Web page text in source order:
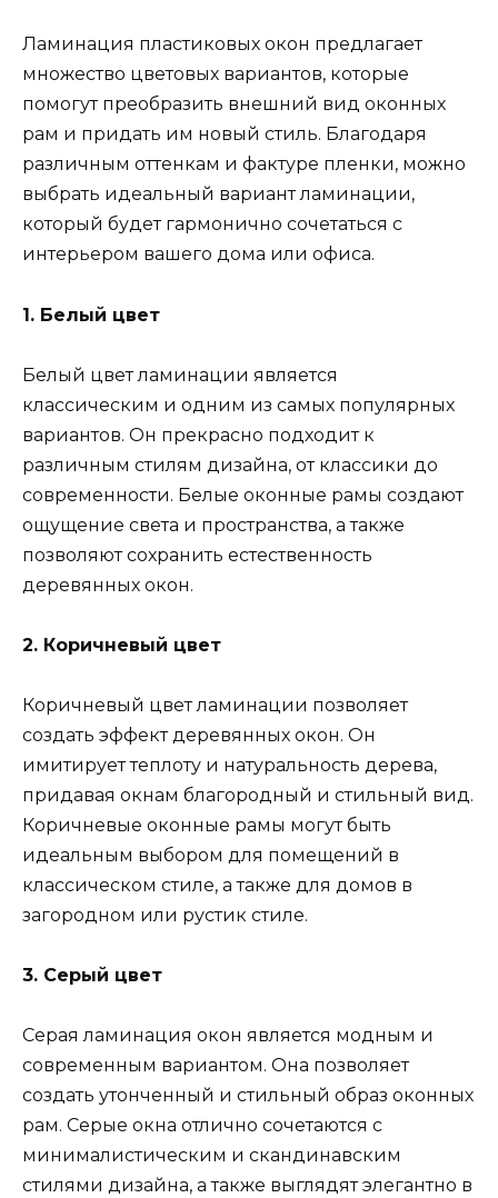
Ламинация пластиковых окон предлагает
множество цветовых вариантов, которые
помогут преобразить внешний вид оконных
рам и придать им новый стиль. Благодаря
различным оттенкам и фактуре пленки, можно
выбрать идеальный вариант ламинации,
который будет гармонично сочетаться с
интерьером вашего дома или офиса.
1. Белый цвет
Белый цвет ламинации является
классическим и одним из самых популярных
вариантов. Он прекрасно подходит к
различным стилям дизайна, от классики до
современности. Белые оконные рамы создают
ощущение света и пространства, а также
позволяют сохранить естественность
деревянных окон.
2. Коричневый цвет
Коричневый цвет ламинации позволяет
создать эффект деревянных окон. Он
имитирует теплоту и натуральность дерева,
придавая окнам благородный и стильный вид.
Коричневые оконные рамы могут быть
идеальным выбором для помещений в
классическом стиле, а также для домов в
загородном или рустик стиле.
3. Серый цвет
Серая ламинация окон является модным и
современным вариантом. Она позволяет
создать утонченный и стильный образ оконных
рам. Серые окна отлично сочетаются с
минималистическим и скандинавским
стилями дизайна, а также выглядят элегантно в